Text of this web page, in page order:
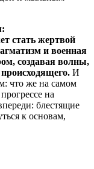
стать жертвой
и военная
создавая волны,
И
что же на самом
на
блестящие
к основам,